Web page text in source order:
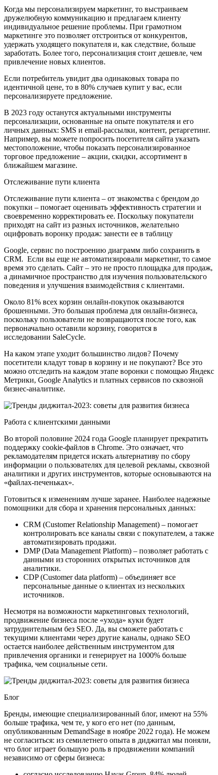
Когда мы персонализируем маркетинг, то выстраиваем
дружелюбную коммуникацию и предлагаем клиенту
индивидуальное решение проблемы. При грамотном
маркетинге это позволяет отстроиться от конкурентов,
удержать уходящего покупателя и, как следствие, больше
заработать. Более того, персонализация стоит дешевле, чем
привлечение новых клиентов.
Если потребитель увидит два одинаковых товара по
идентичной цене, то в 80% случаев купит у вас, если
персонализируете предложение.
В 2023 году останутся актуальными инструменты
персонализации, основанные на опыте покупателя и его
личных данных: SMS и email-рассылки, контент, ретаргетинг.
Например, вы можете попросить посетителя сайта указать
местоположение, чтобы показать персонализированное
торговое предложение – акции, скидки, ассортимент в
ближайшем магазине.
Отслеживание пути клиента
Отслеживание пути клиента – от знакомства с брендом до
покупки – помогает оценивать эффективность стратегии и
своевременно корректировать ее. Поскольку покупатели
приходят на сайт из разных источников, желательно
оцифровать воронку продаж: занести ее в таблицу
Google, сервис по построению диаграмм либо сохранить в
CRM. Если вы еще не автоматизировали маркетинг, то самое
время это сделать. Сайт – это не просто площадка для продаж,
а динамичное пространство для изучения пользовательского
поведения и улучшения взаимодействия с клиентами.
Около 81% всех корзин онлайн-покупок оказываются
брошенными. Это большая проблема для онлайн-бизнеса,
поскольку пользователи не возвращаются после того, как
первоначально оставили корзину, говорится в
исследовании SaleCycle.
На каком этапе уходит большинство лидов? Почему
посетители кладут товар в корзину и не покупают? Все это
можно отследить на каждом этапе воронки с помощью Яндекс
Метрики, Google Analytics и платных сервисов по сквозной
бизнес-аналитике.
Работа с клиентскими данными
Во второй половине 2024 года Google планирует прекратить
поддержку cookie-файлов в Chrome. Это означает, что
рекламодателям придется искать альтернативу по сбору
информации о пользователях для целевой рекламы, сквозной
аналитики и других инструментов, которые основываются на
«файлах-печеньках».
Готовиться к изменениям лучше заранее. Наиболее надежные
помощники для сбора и хранения персональных данных:
CRM (Customer Relationship Management) – помогает
контролировать все каналы связи с покупателем, а также
автоматизировать продажи.
DMP (Data Management Platform) – позволяет работать с
данными из сторонних открытых источников для
аналитики.
CDP (Customer data platform) – объединяет все
персональные данные о клиентах из нескольких
источников.
Несмотря на возможности маркетинговых технологий,
продвижение бизнеса после «ухода» куки будет
затруднительным без SEO. Да, вы сможете работать с
текущими клиентами через другие каналы, однако SEO
остается наиболее действенным инструментом для
привлечения органики и генерирует на 1000% больше
трафика, чем социальные сети.
Блог
Бренды, имеющие специализированный блог, имеют на 55%
больше трафика, чем те, у кого его нет (по данным,
опубликованным DemandSage в ноябре 2022 года). Не можем
не согласиться: из семилетнего опыта в диджитал мы поняли,
что блог играет большую роль в продвижении компаний
независимо от сферы бизнеса: